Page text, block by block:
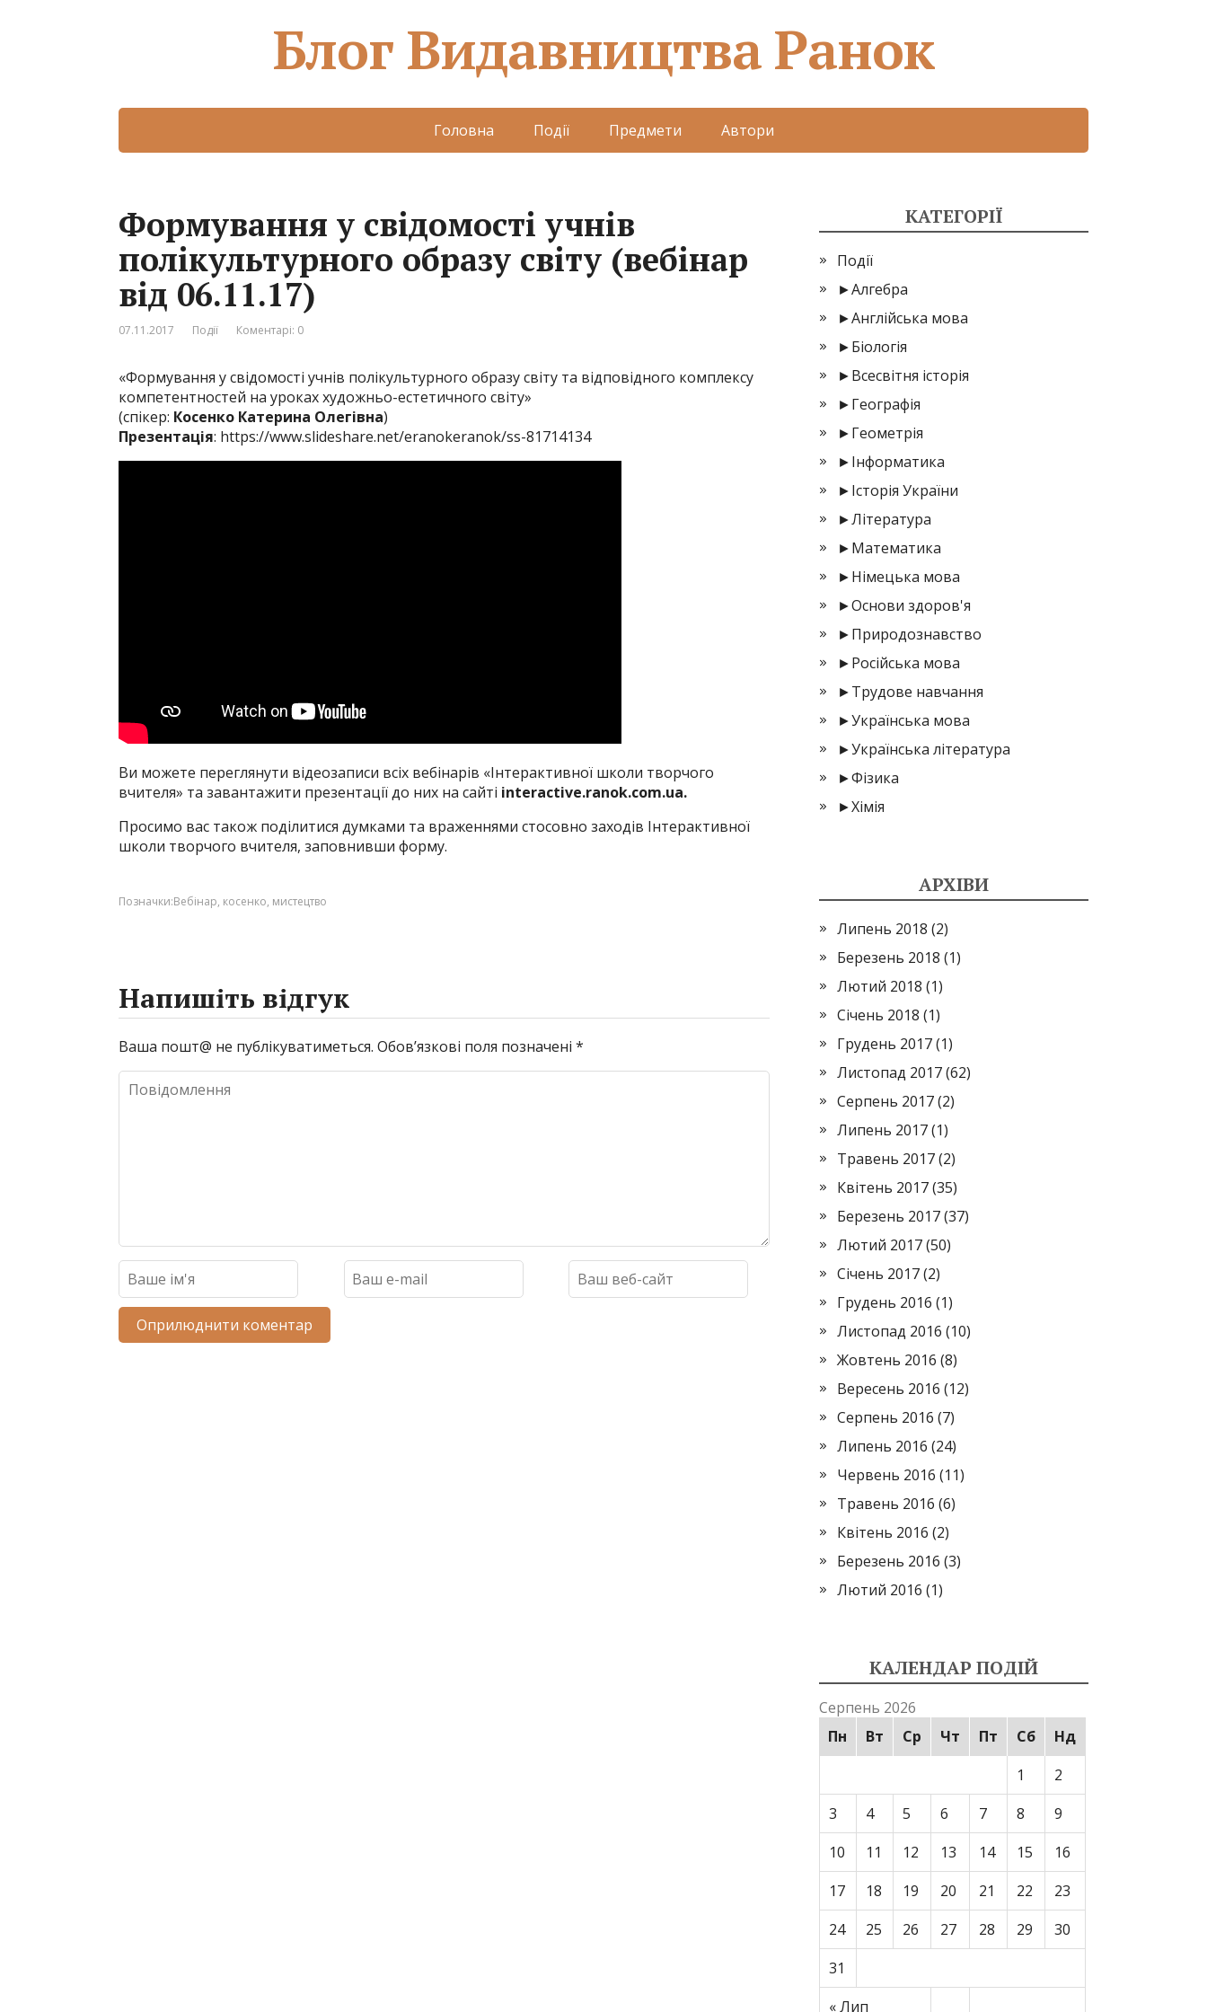
Блог Видавництва Ранок
Головна Події Предмети Автори
Формування у свідомості учнів
полікультурного образу світу (вебінар
від 06.11.17)
07.11.2017 Події Коментарі: 0
«Формування у свідомості учнів полікультурного образу світу та відповідного комплексу
компетентностей на уроках художньо-естетичного світу»
(спікер: Косенко Катерина Олегівна)
Презентація: https://www.slideshare.net/eranokeranok/ss-81714134
Ви можете переглянути відеозаписи всіх вебінарів «Інтерактивної школи творчого
вчителя» та завантажити презентації до них на сайті interactive.ranok.com.ua.
Просимо вас також поділитися думками та враженнями стосовно заходів Інтерактивної
школи творчого вчителя, заповнивши форму.
Позначки:Вебінар, косенко, мистецтво
Напишіть відгук
Ваша пошт@ не публікуватиметься. Обов’язкові поля позначені *
КАТЕГОРІЇ
Події
►Алгебра
►Англійська мова
►Біологія
►Всесвітня історія
►Географія
►Геометрія
►Інформатика
►Історія України
►Література
►Математика
►Німецька мова
►Основи здоров'я
►Природознавство
►Російська мова
►Трудове навчання
►Українська мова
►Українська література
►Фізика
►Хімія
АРХІВИ
Липень 2018 (2)
Березень 2018 (1)
Лютий 2018 (1)
Січень 2018 (1)
Грудень 2017(1)
Листопад 2017(62)
Серпень 2017(2)
Липень 2017(1)
Травень 2017(2)
Квітень 2017(35)
Березень 2017(37)
Лютий 2017(50)
Січень 2017(2)
Грудень 2016 (1)
Листопад 2016 (10)
Жовтень 2016 (8)
Вересень 2016 (12)
Серпень 2016 (7)
Липень 2016 (24)
Червень 2016 (11)
Травень 2016 (6)
Квітень 2016 (2)
Березень 2016 (3)
Лютий 2016 (1)
КАЛЕНДАР ПОДІЙ
Серпень 2026
Пн
Вт Ср Чт Пт Сб Нд
« Лип
1
2
3
4 5 6 7 8
9
10
11 12 13 14 15
16
17
18 19 20 21 22
23
24
25 26 27 28 29
30
31